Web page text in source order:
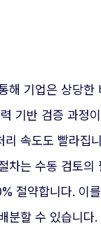
해 기업은 상당한
기반 검증 과정
리 속도도 빨라집
차는 수동 검토의
절약합니다. 이
분할 수 있습니다.